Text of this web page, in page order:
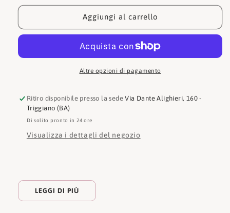
Sneakers
Low
Sneakers
Seby
Low
Aggiungi al carrello
Altre opzioni di pagamento
Ritiro disponibile presso la sedeVia Dante Alighieri, 160 -
Triggiano (BA)
Di solito pronto in 24 ore
Visualizza i dettagli del negozio
LEGGI DI PIÙ